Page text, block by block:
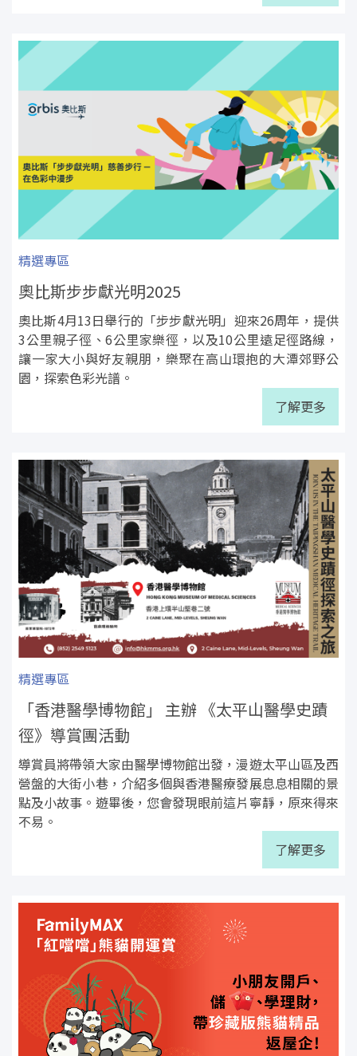
精選專區
奧比斯步步獻光明2025
奧比斯4月13日舉行的「步步獻光明」迎來26周年，提供
3公里親子徑、6公里家樂徑，以及10公里遠足徑路線，
讓一家大小與好友親朋，樂聚在高山環抱的大潭郊野公
園，探索色彩光譜。
了解更多
精選專區
「香港醫學博物館」 主辦 《太平山醫學史蹟
徑》導賞團活動
導賞員將帶領大家由醫學博物館出發，漫遊太平山區及西
營盤的大街小巷，介紹多個與香港醫療發展息息相關的景
點及小故事。遊畢後，您會發現眼前這片寧靜，原來得來
不易。
了解更多